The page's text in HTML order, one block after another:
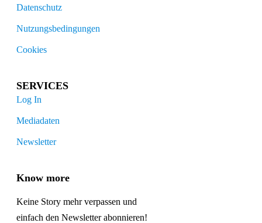
Datenschutz
Nutzungsbedingungen
Cookies
SERVICES
Log In
Mediadaten
Newsletter
Know more
Keine Story mehr verpassen und
einfach den Newsletter abonnieren!